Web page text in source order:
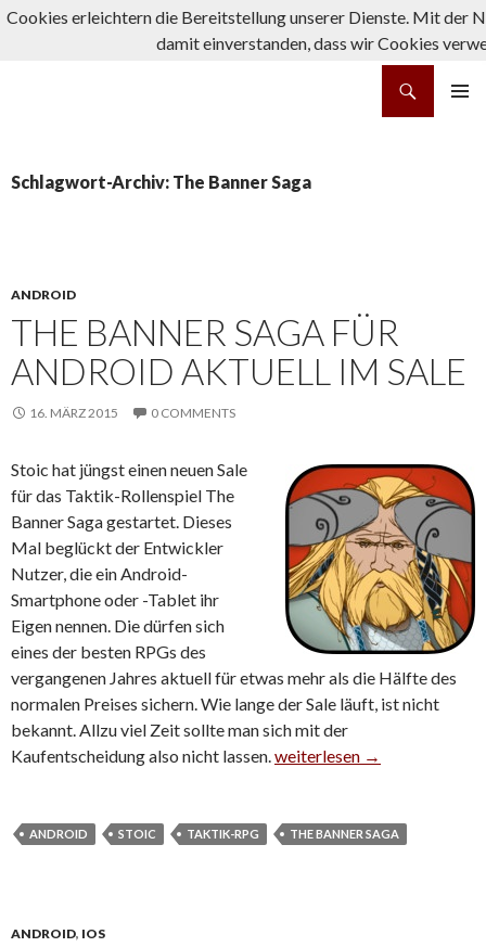
Schlagwort-Archiv: The Banner Saga
ANDROID
THE BANNER SAGA FÜR
ANDROID AKTUELL IM SALE
16. MÄRZ 2015 0 COMMENTS
Stoic hat jüngst einen neuen Sale
für das Taktik-Rollenspiel The
Banner Saga gestartet. Dieses
Mal beglückt der Entwickler
Nutzer, die ein Android-
Smartphone oder -Tablet ihr
Eigen nennen. Die dürfen sich
eines der besten RPGs des
vergangenen Jahres aktuell für etwas mehr als die Hälfte des
normalen Preises sichern. Wie lange der Sale läuft, ist nicht
bekannt. Allzu viel Zeit sollte man sich mit der
Kaufentscheidung also nicht lassen. The Banner Saga für
weiterlesen →
ANDROID STOIC TAKTIK-RPG THE BANNER SAGA
ANDROID, IOS
Cookies erleichtern die Bereitstellung unserer Dienste. Mit der
damit einverstanden, dass wir Cookies